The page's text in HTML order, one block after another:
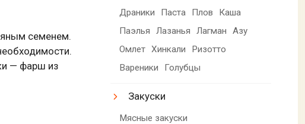
семенем.
— фарш из
Драники
Паста Плов
Каша
Паэлья
Лазанья Лагман
Азу
Омлет Хинкали
Ризотто
Вареники
Голубцы
Закуски
Мясные закуски